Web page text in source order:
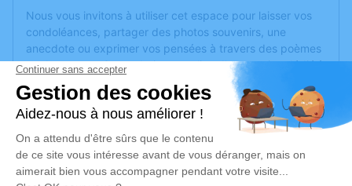
Nous vous invitons à utiliser cet espace pour laisser vos
condoléances, partager des photos souvenirs, une
anecdote ou exprimer vos pensées à travers des poèmes
ou des textes. Cet endroit est un lieu d'expression dédié à
honorer la mémoire de Jean-Pierre UHALDE.
Je rends hommage
Cérémonie religieuse